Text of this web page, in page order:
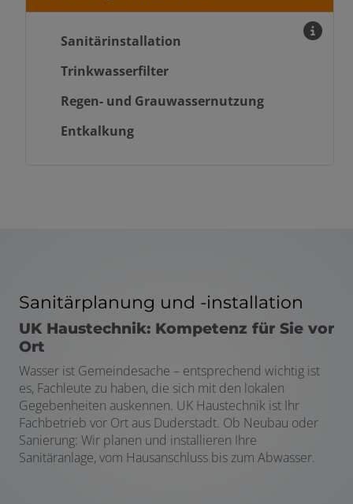
Sanitärinstallation
Trinkwasserfilter
Regen- und Grauwassernutzung
Entkalkung
Sanitärplanung und -installation
UK Haustechnik: Kompetenz für Sie vor
Ort
Wasser ist Gemeindesache – entsprechend wichtig ist
es, Fachleute zu haben, die sich mit den lokalen
Gegebenheiten auskennen. UK Haustechnik ist Ihr
Fachbetrieb vor Ort aus Duderstadt. Ob Neubau oder
Sanierung: Wir planen und installieren Ihre
Sanitäranlage, vom Hausanschluss bis zum Abwasser.